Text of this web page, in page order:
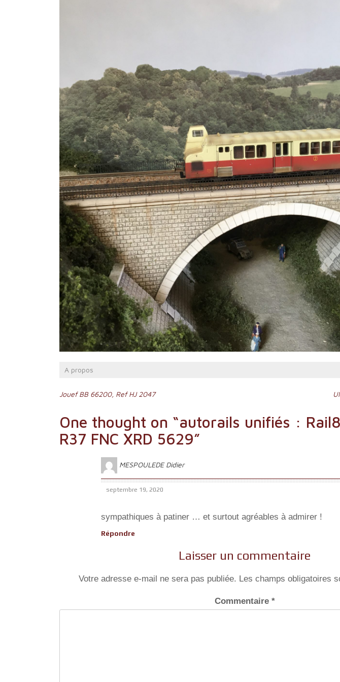
A propos
Navigation
de
l’article
Jouef BB 66200, Ref HJ 2047
One thought on “autorails unifiés :
R37 FNC XRD 5629”
MESPOULEDE Didier
septembre 19, 2020
sympathiques à patiner … et surtout agréables à admirer !
Répondre
Laisser un commentaire
Votre adresse e-mail ne sera pas publiée. Les champs obligatoires
Commentaire *